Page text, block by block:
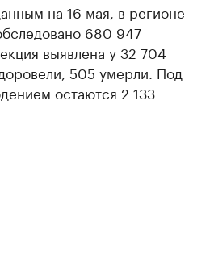
на 16 мая, в регионе
680 947
выявлена у 32 704
505 умерли. Под
остаются 2 133